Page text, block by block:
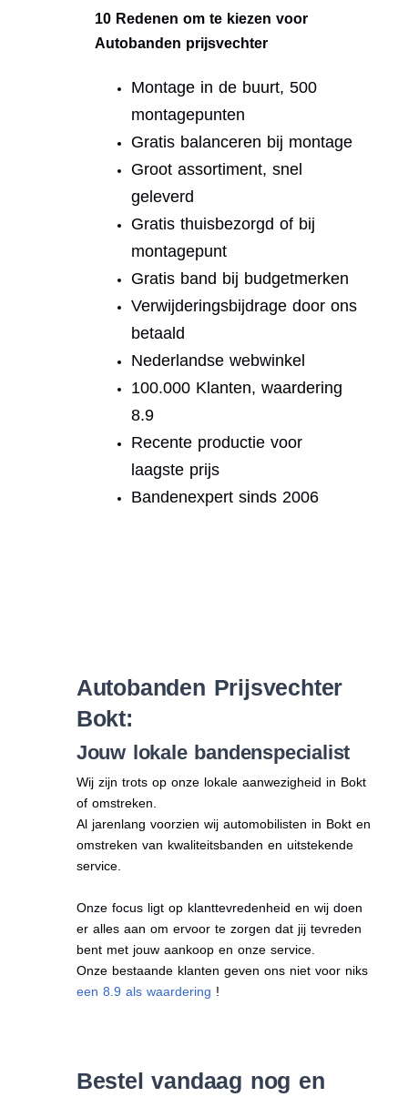
10 Redenen om te kiezen voor
Autobanden prijsvechter
Montage in de buurt, 500
montagepunten
Gratis balanceren bij montage
Groot assortiment, snel
geleverd
Gratis thuisbezorgd of bij
montagepunt
Gratis band bij budgetmerken
Verwijderingsbijdrage door ons
betaald
Nederlandse webwinkel
100.000 Klanten, waardering
8.9
Recente productie voor
laagste prijs
Bandenexpert sinds 2006
Autobanden Prijsvechter
Bokt:
Jouw lokale bandenspecialist
Wij zijn trots op onze lokale aanwezigheid in Bokt
of omstreken.
Al jarenlang voorzien wij automobilisten in Bokt en
omstreken van kwaliteitsbanden en uitstekende
service.
Onze focus ligt op klanttevredenheid en wij doen
er alles aan om ervoor te zorgen dat jij tevreden
bent met jouw aankoop en onze service.
Onze bestaande klanten geven ons niet voor niks
een 8.9 als waardering !
Bestel vandaag nog en